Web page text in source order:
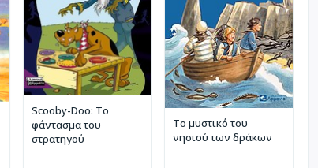
Scooby-Doo: Το
φάντασμα του
στρατηγού
Το μυστικό του
νησιού των δράκων